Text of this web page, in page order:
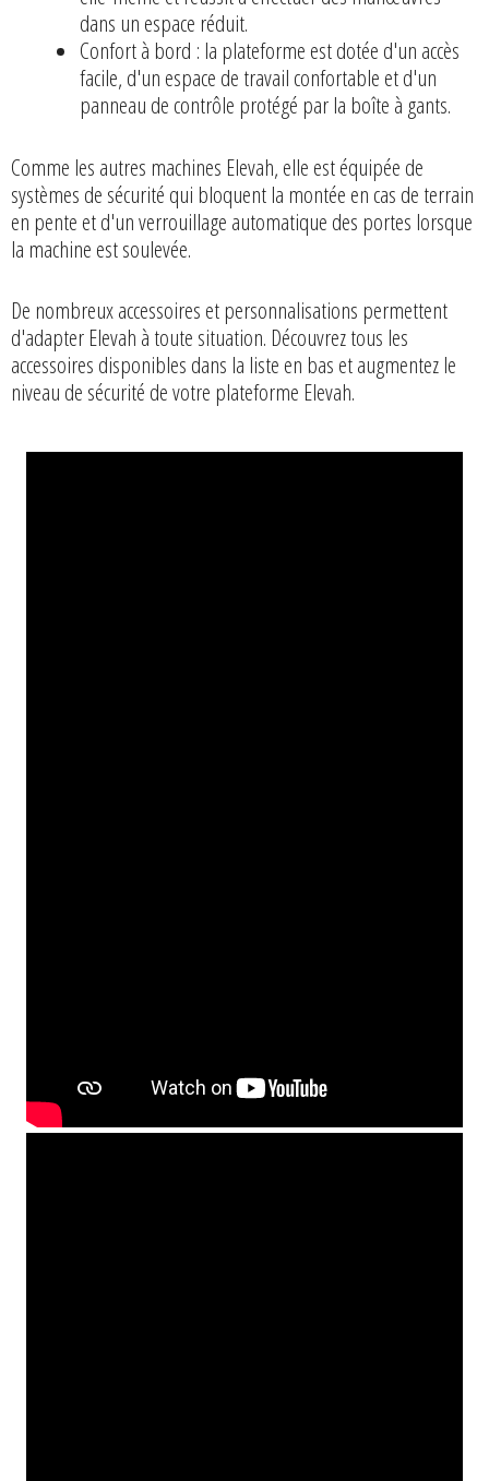
dans un espace réduit.
Confort à bord : la plateforme est dotée d'un accès
facile, d'un espace de travail confortable et d'un
panneau de contrôle protégé par la boîte à gants.
Comme les autres machines Elevah, elle est équipée de
systèmes de sécurité qui bloquent la montée en cas de terrain
en pente et d'un verrouillage automatique des portes lorsque
la machine est soulevée.
De nombreux accessoires et personnalisations permettent
d'adapter Elevah à toute situation. Découvrez tous les
accessoires disponibles dans la liste en bas et augmentez le
niveau de sécurité de votre plateforme Elevah.